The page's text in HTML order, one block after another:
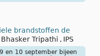
brandstoffen de
Bhasker Tripathi , IPS
en 10 september bijeen